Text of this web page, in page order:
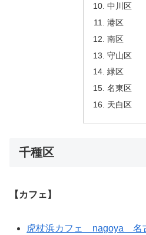
中川区
港区
南区
守山区
緑区
名東区
天白区
千種区
【カフェ】
虎杖浜カフェ nagoya 名